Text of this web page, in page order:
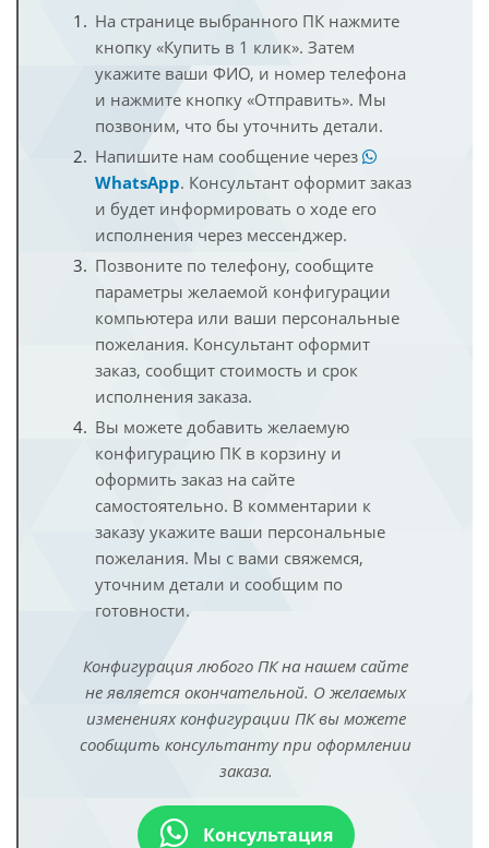
На странице выбранного ПК нажмите
кнопку «Купить в 1 клик». Затем
укажите ваши ФИО, и номер телефона
и нажмите кнопку «Отправить». Мы
позвоним, что бы уточнить детали.
Напишите нам сообщение через
WhatsApp. Консультант оформит заказ
и будет информировать о ходе его
исполнения через мессенджер.
Позвоните по телефону, сообщите
параметры желаемой конфигурации
компьютера или ваши персональные
пожелания. Консультант оформит
заказ, сообщит стоимость и срок
исполнения заказа.
Вы можете добавить желаемую
конфигурацию ПК в корзину и
оформить заказ на сайте
самостоятельно. В комментарии к
заказу укажите ваши персональные
пожелания. Мы с вами свяжемся,
уточним детали и сообщим по
готовности.
Конфигурация любого ПК на нашем сайте
не является окончательной. О желаемых
изменениях конфигурации ПК вы можете
сообщить консультанту при оформлении
заказа.
Консультация